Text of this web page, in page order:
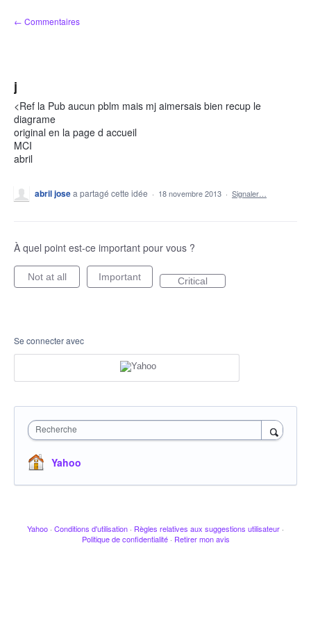
Aller
au
← Commentaires
j
<Ref la Pub aucun pblm mais mj aimersais bien recup le
diagrame
original en la page d accueil
MCI
abril
abril josea partagé cette idée · 18 novembre 2013 · Signaler…
À quel point est-ce important pour vous ?
Not at all Important Critical
Se connecter avec
Recherche
Yahoo
Yahoo · Conditions d'utilisation · Règles relatives aux suggestions utilisateur ·
Politique de confidentialité · Retirer mon avis